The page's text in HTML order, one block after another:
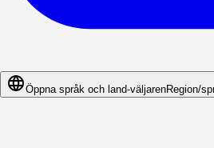
Öppna språk och land-väljarenRegion/